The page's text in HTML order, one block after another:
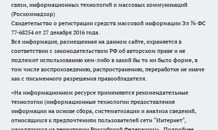
связи, информационных технологий и массовых коммуникаций
(Роскомнадзор)
Свидетельство о регистрации средств массовой информации Эл № ФС
77-68254 от 27 декабря 2016 года.
Вся информация, размещенная на данном сайте, охраняется в
соответствии с законодательством РФ об авторском праве и не
подлежит использованию кем-либо в какой бы то ни было форме, в
том числе воспроизведению, распространению, переработке не иначе
как с письменного разрешения правообладателя.
«На информационном ресурсе применяются рекомендательные
технологии (информационные технологии предоставления
информации на основе сбора, систематизации и анализа сведений,
относящихся к предпочтениям пользователей сети "Интернет",